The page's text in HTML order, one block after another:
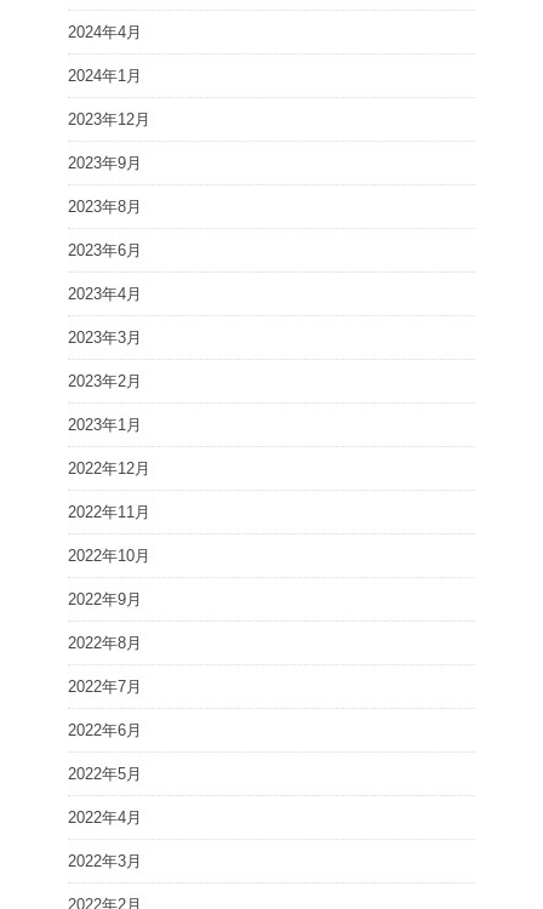
2024年4月
2024年1月
2023年12月
2023年9月
2023年8月
2023年6月
2023年4月
2023年3月
2023年2月
2023年1月
2022年12月
2022年11月
2022年10月
2022年9月
2022年8月
2022年7月
2022年6月
2022年5月
2022年4月
2022年3月
2022年2月